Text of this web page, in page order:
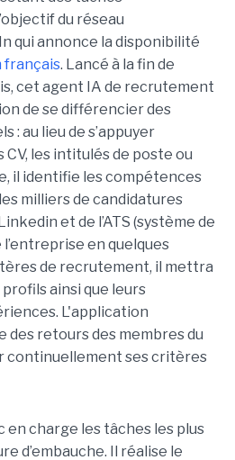
du réseau
qui annonce la disponibilité
français. Lancé à la fin de
cet agent IA de recrutement
de se différencier des
: au lieu de s’appuyer
les intitulés de poste ou
il identifie les compétences
milliers de candidatures
et de l’ATS (système de
l’entreprise en quelques
de recrutement, il mettra
ainsi que leurs
L'application
des retours des membres du
continuellement ses critères
en charge les tâches les plus
d’embauche. Il réalise le